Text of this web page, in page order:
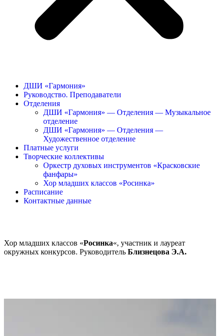
ДШИ «Гармония»
Руководство. Преподаватели
Отделения
ДШИ «Гармония» — Отделения — Музыкальное
отделение
ДШИ «Гармония» — Отделения —
Художественное отделение
Платные услуги
Творческие коллективы
Оркестр духовых инструментов «Красковские
фанфары»
Хор младших классов «Росинка»
Расписание
Контактные данные
Хор младших классов «Росинка«, участник и лауреат
окружных конкурсов. Руководитель Близнецова Э.А.